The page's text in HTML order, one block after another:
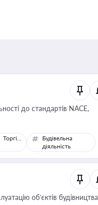
до стандартів NACE,
Торгівля
Будівельна
діяльність
об’єктів будівництва